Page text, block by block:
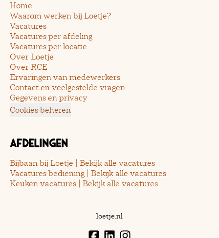
Home
Waarom werken bij Loetje?
Vacatures
Vacatures per afdeling
Vacatures per locatie
Over Loetje
Over RCE
Ervaringen van medewerkers
Contact en veelgestelde vragen
Gegevens en privacy
Cookies beheren
Afdelingen
Bijbaan bij Loetje | Bekijk alle vacatures
Vacatures bediening | Bekijk alle vacatures
Keuken vacatures | Bekijk alle vacatures
loetje.nl